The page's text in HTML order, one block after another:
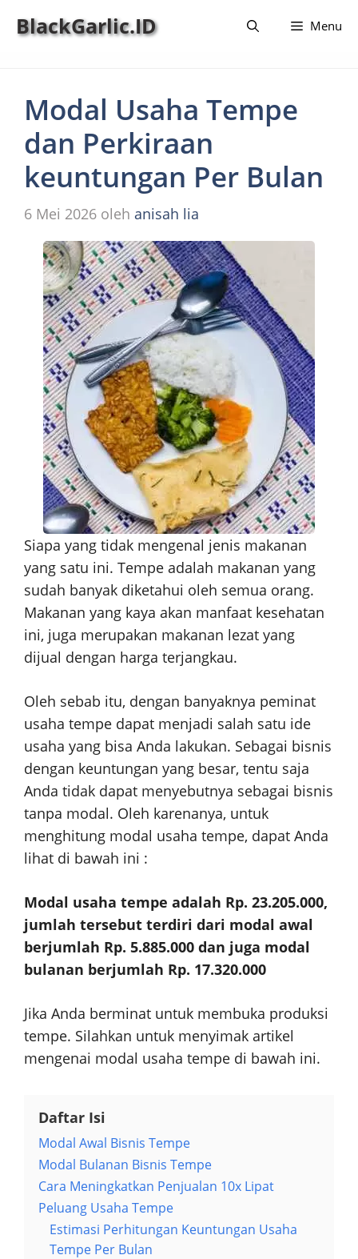
BlackGarlic.ID Menu
Modal Usaha Tempe
dan Perkiraan
keuntungan Per Bulan
6 Mei 2026 oleh anisah lia
Siapa yang tidak mengenal jenis makanan
yang satu ini. Tempe adalah makanan yang
sudah banyak diketahui oleh semua orang.
Makanan yang kaya akan manfaat kesehatan
ini, juga merupakan makanan lezat yang
dijual dengan harga terjangkau.
Oleh sebab itu, dengan banyaknya peminat
usaha tempe dapat menjadi salah satu ide
usaha yang bisa Anda lakukan. Sebagai bisnis
dengan keuntungan yang besar, tentu saja
Anda tidak dapat menyebutnya sebagai bisnis
tanpa modal. Oleh karenanya, untuk
menghitung modal usaha tempe, dapat Anda
lihat di bawah ini :
Modal usaha tempe adalah Rp. 23.205.000,
jumlah tersebut terdiri dari modal awal
berjumlah Rp. 5.885.000 dan juga modal
bulanan berjumlah Rp. 17.320.000
Jika Anda berminat untuk membuka produksi
tempe. Silahkan untuk menyimak artikel
mengenai modal usaha tempe di bawah ini.
Daftar Isi
Modal Awal Bisnis Tempe
Modal Bulanan Bisnis Tempe
Cara Meningkatkan Penjualan 10x Lipat
Peluang Usaha Tempe
Estimasi Perhitungan Keuntungan Usaha
Tempe Per Bulan